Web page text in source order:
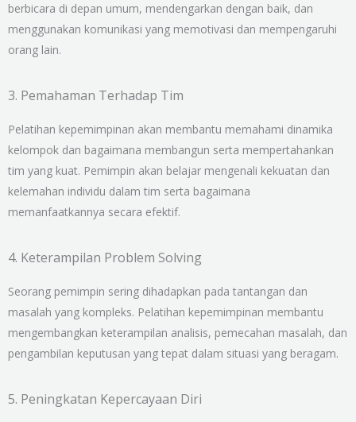
berbicara di depan umum, mendengarkan dengan baik, dan
menggunakan komunikasi yang memotivasi dan mempengaruhi
orang lain.
3. Pemahaman Terhadap Tim
Pelatihan kepemimpinan akan membantu memahami dinamika
kelompok dan bagaimana membangun serta mempertahankan
tim yang kuat. Pemimpin akan belajar mengenali kekuatan dan
kelemahan individu dalam tim serta bagaimana
memanfaatkannya secara efektif.
4. Keterampilan Problem Solving
Seorang pemimpin sering dihadapkan pada tantangan dan
masalah yang kompleks. Pelatihan kepemimpinan membantu
mengembangkan keterampilan analisis, pemecahan masalah, dan
pengambilan keputusan yang tepat dalam situasi yang beragam.
5. Peningkatan Kepercayaan Diri